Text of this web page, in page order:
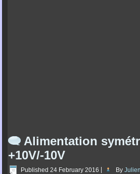
Alimentation
+10V/-10V
Published 24 February 2016 By Julien